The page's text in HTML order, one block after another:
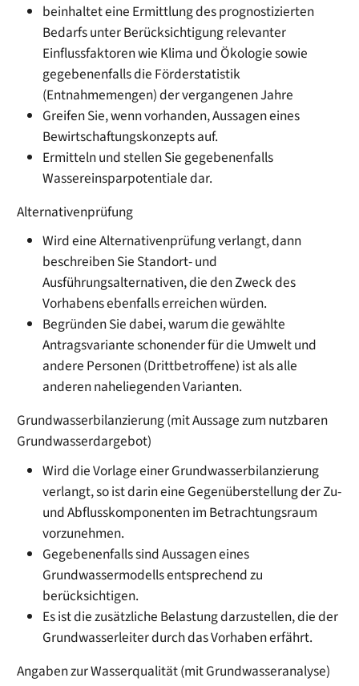
beinhaltet eine Ermittlung des prognostizierten
Bedarfs unter Berücksichtigung relevanter
Einflussfaktoren wie Klima und Ökologie sowie
gegebenenfalls die Förderstatistik
(Entnahmemengen) der vergangenen Jahre
Greifen Sie, wenn vorhanden, Aussagen eines
Bewirtschaftungskonzepts auf.
Ermitteln und stellen Sie gegebenenfalls
Wassereinsparpotentiale dar.
Alternativenprüfung
Wird eine Alternativenprüfung verlangt, dann
beschreiben Sie Standort- und
Ausführungsalternativen, die den Zweck des
Vorhabens ebenfalls erreichen würden.
Begründen Sie dabei, warum die gewählte
Antragsvariante schonender für die Umwelt und
andere Personen (Drittbetroffene) ist als alle
anderen naheliegenden Varianten.
Grundwasserbilanzierung (mit Aussage zum nutzbaren
Grundwasserdargebot)
Wird die Vorlage einer Grundwasserbilanzierung
verlangt, so ist darin eine Gegenüberstellung der Zu-
und Abflusskomponenten im Betrachtungsraum
vorzunehmen.
Gegebenenfalls sind Aussagen eines
Grundwassermodells entsprechend zu
berücksichtigen.
Es ist die zusätzliche Belastung darzustellen, die der
Grundwasserleiter durch das Vorhaben erfährt.
Angaben zur Wasserqualität (mit Grundwasseranalyse)